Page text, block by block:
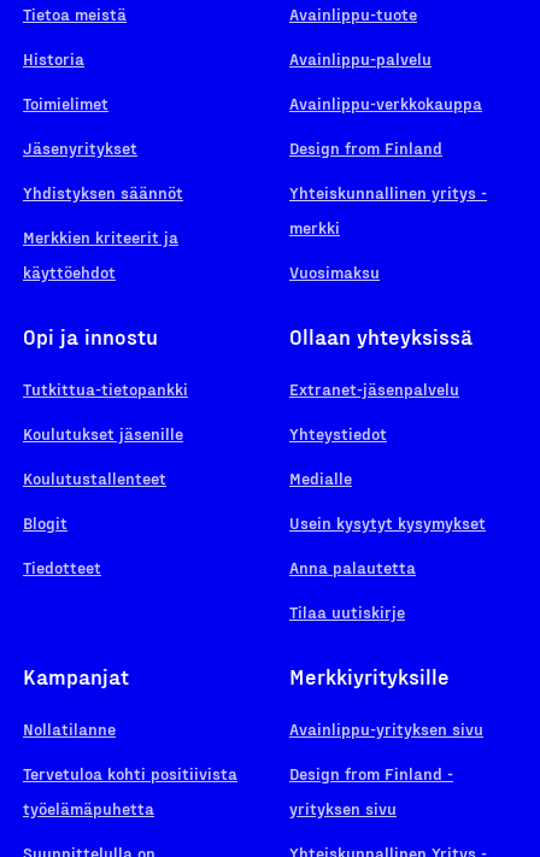
Tietoa meistä
Historia
Toimielimet
Jäsenyritykset
Yhdistyksen säännöt
Merkkien kriteerit ja
käyttöehdot
Avainlippu-tuote
Avainlippu-palvelu
Avainlippu-verkkokauppa
Design from Finland
Yhteiskunnallinen yritys -
merkki
Vuosimaksu
Opi ja innostu
Tutkittua-tietopankki
Koulutukset jäsenille
Koulutustallenteet
Blogit
Tiedotteet
Ollaan yhteyksissä
Extranet-jäsenpalvelu
Yhteystiedot
Medialle
Usein kysytyt kysymykset
Anna palautetta
Tilaa uutiskirje
Kampanjat
Nollatilanne
Tervetuloa kohti positiivista
työelämäpuhetta
Suunnittelulla on
Merkkiyrityksille
Avainlippu-yrityksen sivu
Design from Finland -
yrityksen sivu
Yhteiskunnallinen Yritys -